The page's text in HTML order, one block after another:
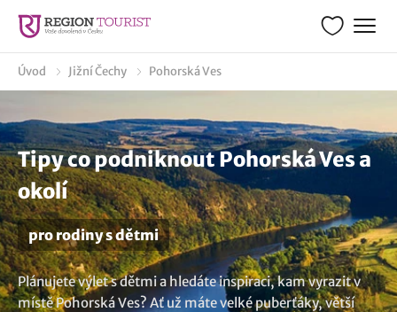
Úvod Jižní Čechy Pohorská Ves
Tipy co podniknout Pohorská Ves a
okolí
pro rodiny s dětmi
Plánujete výlet s dětmi a hledáte inspiraci, kam vyrazit v
místě Pohorská Ves? Ať už máte velké puberťáky, větší